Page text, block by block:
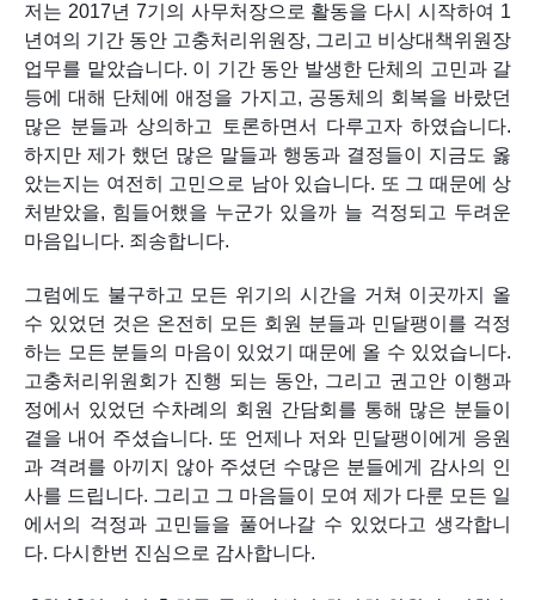
저는 2017년 7기의 사무처장으로 활동을 다시 시작하여 1
년여의 기간 동안 고충처리위원장, 그리고 비상대책위원장
업무를 맡았습니다. 이 기간 동안 발생한 단체의 고민과 갈
등에 대해 단체에 애정을 가지고, 공동체의 회복을 바랐던
많은 분들과 상의하고 토론하면서 다루고자 하였습니다.
하지만 제가 했던 많은 말들과 행동과 결정들이 지금도 옳
았는지는 여전히 고민으로 남아 있습니다. 또 그 때문에 상
처받았을, 힘들어했을 누군가 있을까 늘 걱정되고 두려운
마음입니다. 죄송합니다.
그럼에도 불구하고 모든 위기의 시간을 거쳐 이곳까지 올
수 있었던 것은 온전히 모든 회원 분들과 민달팽이를 걱정
하는 모든 분들의 마음이 있었기 때문에 올 수 있었습니다.
고충처리위원회가 진행 되는 동안, 그리고 권고안 이행과
정에서 있었던 수차례의 회원 간담회를 통해 많은 분들이
곁을 내어 주셨습니다. 또 언제나 저와 민달팽이에게 응원
과 격려를 아끼지 않아 주셨던 수많은 분들에게 감사의 인
사를 드립니다. 그리고 그 마음들이 모여 제가 다룬 모든 일
에서의 걱정과 고민들을 풀어나갈 수 있었다고 생각합니
다. 다시한번 진심으로 감사합니다.